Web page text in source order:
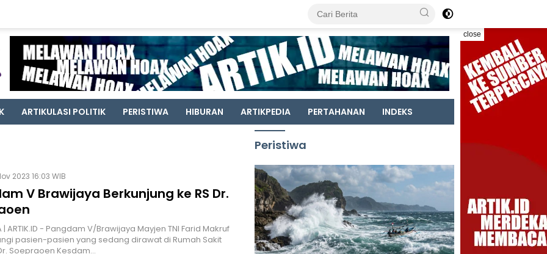
close
ARTIKULASI POLITIK PERISTIWA HIBURAN ARTIKPEDIA PERTAHANAN INDEKS
2023 16:03 WIB
V Brawijaya Berkunjung ke RS Dr.
| ARTIK.ID - Pangdam V/Brawijaya Mayjen TNI Farid Makruf
pasien-pasien yang sedang dirawat di Rumah Sakit
Soepraoen Kesdam…
Peristiwa